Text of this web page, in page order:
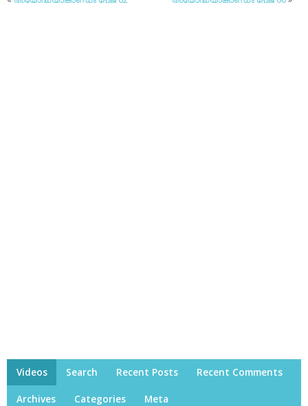
Videos Search Recent Posts Recent Comments
Archives Categories Meta